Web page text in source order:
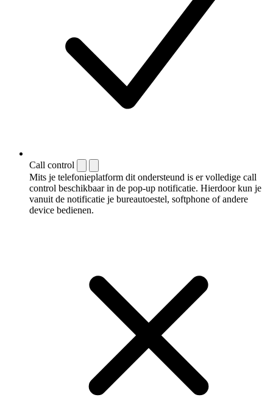
Call control
Mits je telefonieplatform dit ondersteund is er volledige call
control beschikbaar in de pop-up notificatie. Hierdoor kun je
vanuit de notificatie je bureautoestel, softphone of andere
device bedienen.